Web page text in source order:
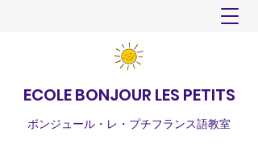
ECOLE BONJOUR LES PETITS
ボンジュール・レ・プチフランス語教室